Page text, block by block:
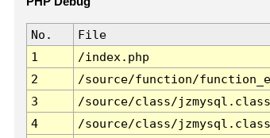
No. File
1
/index.php
2
/source/function/
3
/source/class/
4
/source/class/